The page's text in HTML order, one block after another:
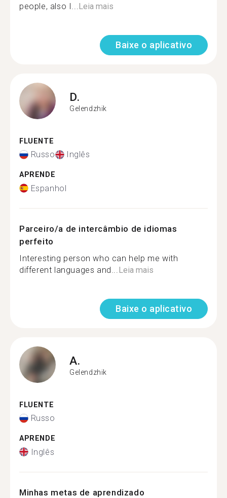
people, also I... Leia mais
Baixe o aplicativo
D.
Gelendzhik
FLUENTE
Russo Inglês
APRENDE
Espanhol
Parceiro/a de intercâmbio de idiomas
perfeito
Interesting person who can help me with
different languages and... Leia mais
Baixe o aplicativo
A.
Gelendzhik
FLUENTE
Russo
APRENDE
Inglês
Minhas metas de aprendizado